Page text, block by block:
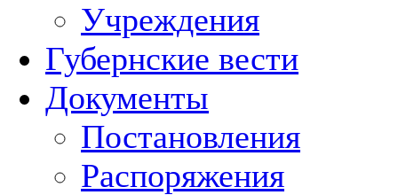
Учреждения
Губернские вести
Документы
Постановления
Распоряжения